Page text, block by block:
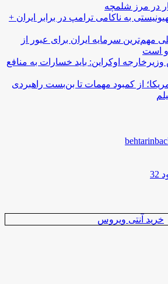
در مرز شلمچه
به ناکامی ترامپ در برابر ایران +
مهم‌ترین سرمایه ایران برای عبور از
است
اوکراین: باید خسارات به منافع
از کمبود مهمات تا بن‌بست راهبردی
خرید آنتی ویروس